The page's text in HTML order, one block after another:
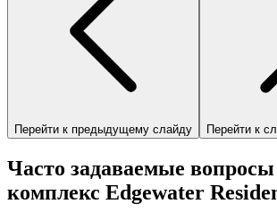
Перейти к предыдущему слайду Перейти к
Часто задаваемые
комплекс Edgewater